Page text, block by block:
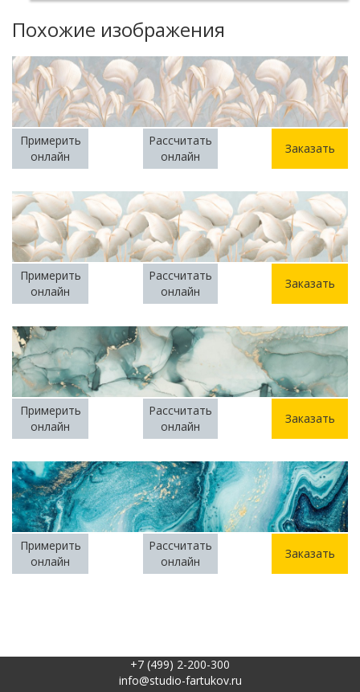
Похожие изображения
Примерить
онлайн
Рассчитать
онлайн
Заказать
Примерить
онлайн
Рассчитать
онлайн
Заказать
Примерить
онлайн
Рассчитать
онлайн
Заказать
Примерить
онлайн
Рассчитать
онлайн
Заказать
+7 (499) 2-200-300
info@studio-fartukov.ru